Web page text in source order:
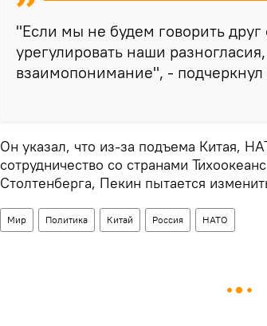
"Если мы не будем говорить
урегулировать наши
взаимопонимание", - подчеркнул
Он указал, что из-за подъема Китая,
сотрудничество со странами
Столтенберга, Пекин пытается
Мир Политика Китай Россия НАТО